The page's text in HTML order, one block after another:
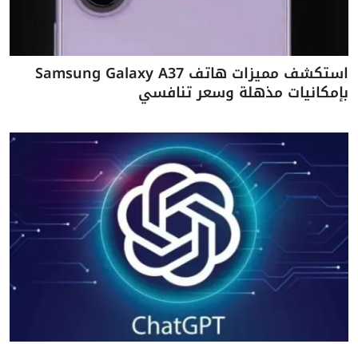
استكشف مميزات هاتف Samsung Galaxy A37
بإمكانيات مذهلة وسعر تنافسي